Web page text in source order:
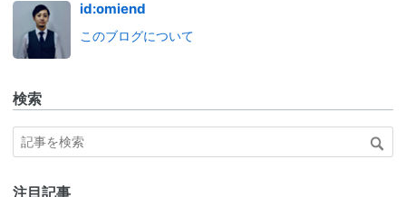
id:omiend
このブログについて
検索
注目記事